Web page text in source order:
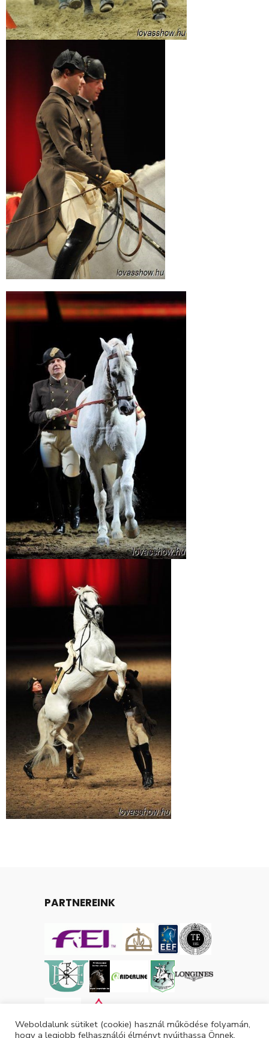
PARTNEREINK
Weboldalunk sütiket (cookie) használ működése folyamán,
hogy a legjobb felhasználói élményt nyújthassa Önnek,